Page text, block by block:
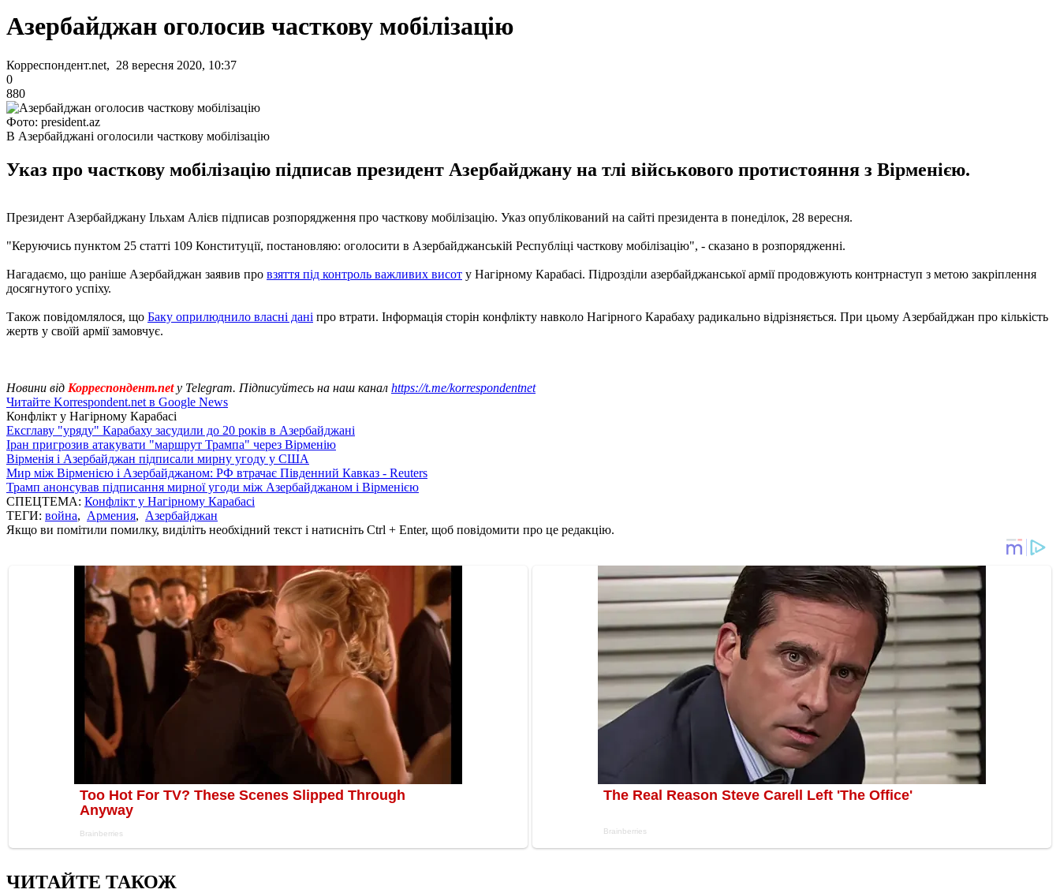
Азербайджан оголосив часткову мобілізацію
Корреспондент.net, 28 вересня 2020, 10:37
0
880
Фото: president.az
В Азербайджані оголосили часткову мобілізацію
Указ про часткову мобілізацію підписав президент Азербайджану на тлі військового протистояння з Вірменією.
Президент Азербайджану Ільхам Алієв підписав розпорядження про часткову мобілізацію. Указ опублікований на сайті президента в понеділок, 28 вересня.
"Керуючись пунктом 25 статті 109 Конституції, постановляю: оголосити в Азербайджанській Республіці часткову мобілізацію", - сказано в розпорядженні.
Нагадаємо, що раніше Азербайджан заявив про взяття під контроль важливих висот у Нагірному Карабасі. Підрозділи азербайджанської армії продовжують контрнаступ з метою закріплення
досягнутого успіху.
Також повідомлялося, що Баку оприлюднило власні дані про втрати. Інформація сторін конфлікту навколо Нагірного Карабаху радикально відрізняється. При цьому Азербайджан про кількість
жертв у своїй армії замовчує.
Новини від Корреспондент.netу Telegram. Підписуйтесь на наш канал https://t.me/korrespondentnet
Читайте Korrespondent.net в Google News
Конфлікт у Нагірному Карабасі
Ексглаву "уряду" Карабаху засудили до 20 років в Азербайджані
Іран пригрозив атакувати "маршрут Трампа" через Вірменію
Вірменія і Азербайджан підписали мирну угоду у США
Мир між Вірменією і Азербайджаном: РФ втрачає Південний Кавказ - Reuters
Трамп анонсував підписання мирної угоди між Азербайджаном і Вірменією
СПЕЦТЕМА: Конфлікт у Нагірному Карабасі
ТЕГИ: война, Армения, Азербайджан
Якщо ви помітили помилку, виділіть необхідний текст і натисніть Ctrl + Enter, щоб повідомити про це редакцію.
ЧИТАЙТЕ ТАКОЖ